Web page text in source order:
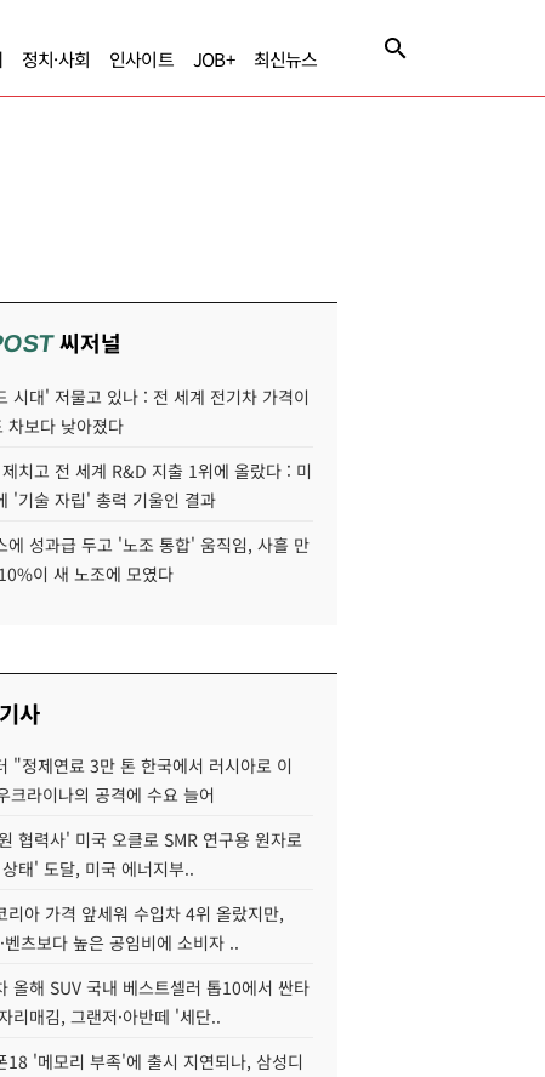
정치·사회 인사이트 JOB+ 최신뉴스
씨저널
시대' 저물고 있나 : 전 세계 전기차 가격이
차보다 낮아졌다
치고 전 세계 R&D 지출 1위에 올랐다 : 미
'기술 자립' 총력 기울인 결과
에 성과급 두고 '노조 통합' 움직임, 사흘 만
이 새 노조에 모였다
사
"정제연료 3만 톤 한국에서 러시아로 이
크라이나의 공격에 수요 늘어
협력사' 미국 오클로 SMR 연구용 원자로
태' 도달, 미국 에너지부..
리아 가격 앞세워 수입차 4위 올랐지만,
벤츠보다 높은 공임비에 소비자 ..
올해 SUV 국내 베스트셀러 톱10에서 싼타
리매김, 그랜저·아반떼 '세단..
18 '메모리 부족'에 출시 지연되나, 삼성디